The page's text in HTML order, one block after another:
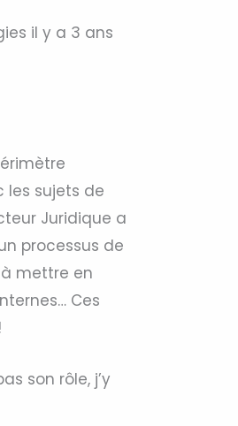
il y a 3 ans
les sujets de
Juridique a
processus de
mettre en
Ces
son rôle, j’y